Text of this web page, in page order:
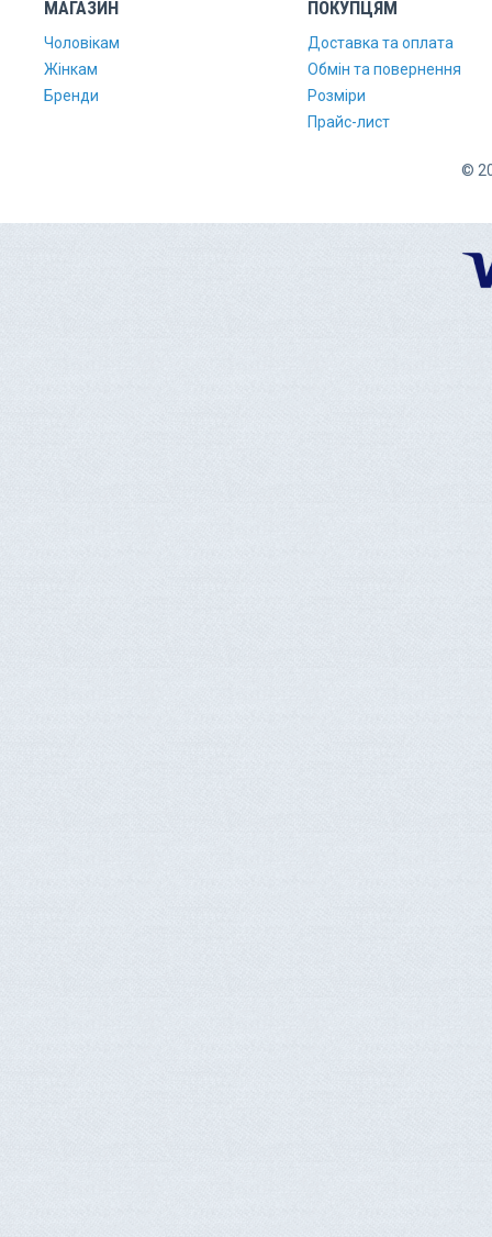
МАГАЗИН
Чоловікам
Жінкам
Бренди
ПОКУПЦЯМ
Доставка та оплата
Обмін та повернення
Розміри
Прайс-лист
©